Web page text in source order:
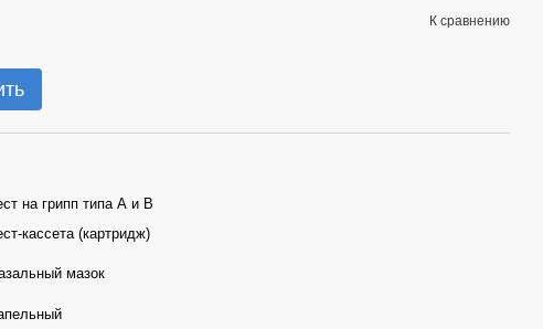
К сравнению
на грипп типа А и В
кассета (картридж)
мазок